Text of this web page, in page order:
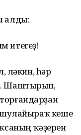
алды:
итегеҙ!
ләкин, һәр
Шаштырып,
шулайыраҡ кеше
ҡәҙерен